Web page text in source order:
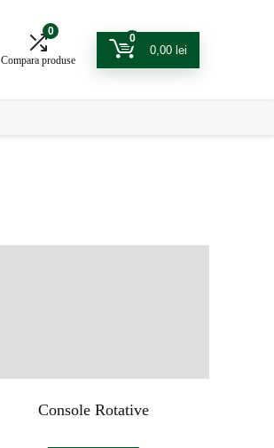
0
Compara produse
0
0,00 lei
Console Rotative